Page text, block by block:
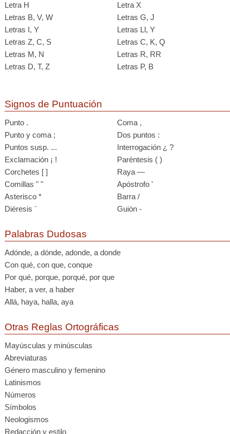
Letra H
Letra X
Letras B, V, W
Letras G, J
Letras I, Y
Letras Ll, Y
Letras Z, C, S
Letras C, K, Q
Letras M, N
Letras R, RR
Letras D, T, Z
Letras P, B
Signos de Puntuación
Punto .
Coma ,
Punto y coma ;
Dos puntos :
Puntos susp. ...
Interrogación ¿ ?
Exclamación ¡ !
Paréntesis ( )
Corchetes [ ]
Raya —
Comillas " "
Apóstrofo '
Asterisco *
Barra /
Diéresis ¨
Guión -
Palabras Dudosas
Adónde, a dónde, adonde, a donde
Con qué, con que, conque
Por qué, porque, porqué, por que
Haber, a ver, a haber
Allá, haya, halla, aya
Otras Reglas Ortográficas
Mayúsculas y minúsculas
Abreviaturas
Género masculino y femenino
Latinismos
Números
Símbolos
Neologismos
Redacción y estilo